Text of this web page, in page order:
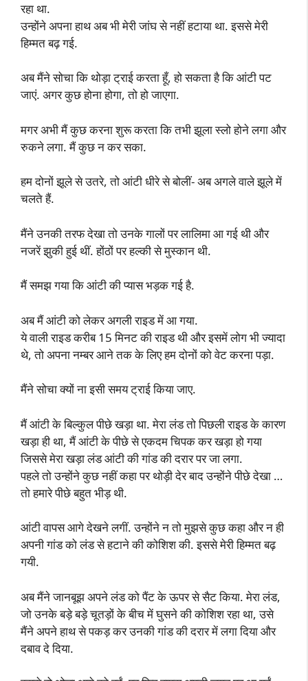
रहा था.
उन्होंने अपना हाथ अब भी मेरी जांघ से नहीं हटाया था. इससे मेरी
हिम्मत बढ़ गई.
अब मैंने सोचा कि थोड़ा ट्राई करता हूँ, हो सकता है कि आंटी पट
जाएं. अगर कुछ होना होगा, तो हो जाएगा.
मगर अभी मैं कुछ करना शुरू करता कि तभी झूला स्लो होने लगा और
रुकने लगा. मैं कुछ न कर सका.
हम दोनों झूले से उतरे, तो आंटी धीरे से बोलीं- अब अगले वाले झूले में
चलते हैं.
मैंने उनकी तरफ देखा तो उनके गालों पर लालिमा आ गई थी और
नजरें झुकी हुई थीं. होंठों पर हल्की से मुस्कान थी.
मैं समझ गया कि आंटी की प्यास भड़क गई है.
अब मैं आंटी को लेकर अगली राइड में आ गया.
ये वाली राइड करीब 15 मिनट की राइड थी और इसमें लोग भी ज्यादा
थे, तो अपना नम्बर आने तक के लिए हम दोनों को वेट करना पड़ा.
मैंने सोचा क्यों ना इसी समय ट्राई किया जाए.
मैं आंटी के बिल्कुल पीछे खड़ा था. मेरा लंड तो पिछली राइड के कारण
खड़ा ही था, मैं आंटी के पीछे से एकदम चिपक कर खड़ा हो गया
जिससे मेरा खड़ा लंड आंटी की गांड की दरार पर जा लगा.
पहले तो उन्होंने कुछ नहीं कहा पर थोड़ी देर बाद उन्होंने पीछे देखा …
तो हमारे पीछे बहुत भीड़ थी.
आंटी वापस आगे देखने लगीं. उन्होंने न तो मुझसे कुछ कहा और न ही
अपनी गांड को लंड से हटाने की कोशिश की. इससे मेरी हिम्मत बढ़
गयी.
अब मैंने जानबूझ अपने लंड को पैंट के ऊपर से सैट किया. मेरा लंड,
जो उनके बड़े बड़े चूतड़ों के बीच में घुसने की कोशिश रहा था, उसे
मैंने अपने हाथ से पकड़ कर उनकी गांड की दरार में लगा दिया और
दबाव दे दिया.